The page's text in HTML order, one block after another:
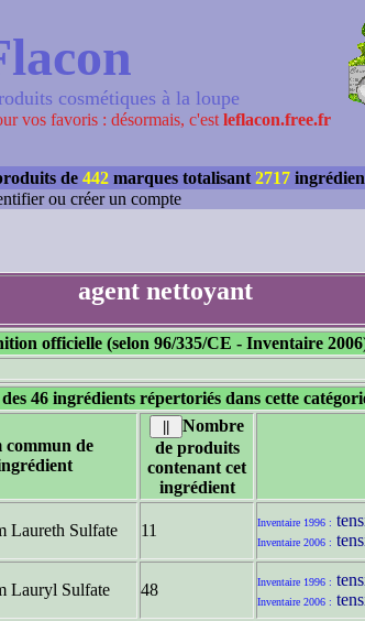
cosmétiques à la loupe
vos favoris : désormais, c'est leflacon.free.fr
de 442 marques totalisant 2717
ou créer un compte
agent nettoyant
officielle (selon 96/335/CE - Inventaire
46 ingrédients répertoriés dans cette
commun de
Nombre
de produits
contenant cet
ingrédient
Laureth Sulfate 11 Inventaire 1996 :
Inventaire 2006 :
Lauryl Sulfate 48 Inventaire 1996 :
Inventaire 2006 :